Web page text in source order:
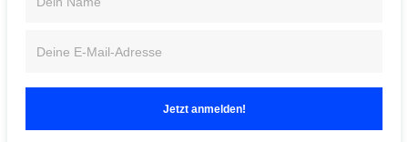
Jetzt anmelden!